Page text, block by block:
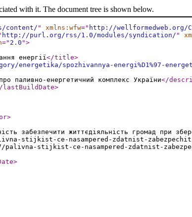
with it. The document tree is shown below.
content/ " xmlns:wfw=" http://wellformedweb.org/
http://purl.org/rss/1.0/modules/syndication/ "
=" 2.0 ">
енергії</title>
energetika/spozhivannya-energi%D1%97-
паливно-енергетичний комплекс України</
lastBuildDate>
>
забезпечити життєдіяльність громад при
stijkist-ce-nasampered-zdatnist-
stijkist-ce-nasampered-zdatnist-
>